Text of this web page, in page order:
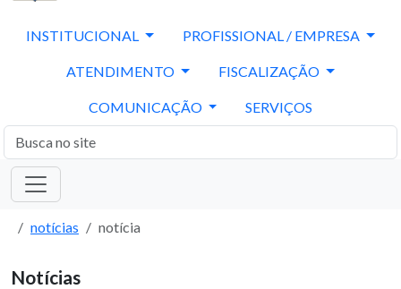
INSTITUCIONAL PROFISSIONAL / EMPRESA
ATENDIMENTO FISCALIZAÇÃO
COMUNICAÇÃO SERVIÇOS
notícias notícia
Notícias